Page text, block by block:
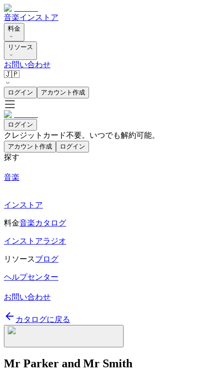
音楽インストア
料金
リソース
お問い合わせ
🇯🇵
ログイン アカウント作成
ログイン
クレジットカード不要。いつでも解約可能。
アカウント作成 ログイン
探す
音楽
インストア
料金音楽カタログ
インストアラジオ
リソースブログ
ヘルプセンター
お問い合わせ
カタログに戻る
Mr Parker and Mr Smith